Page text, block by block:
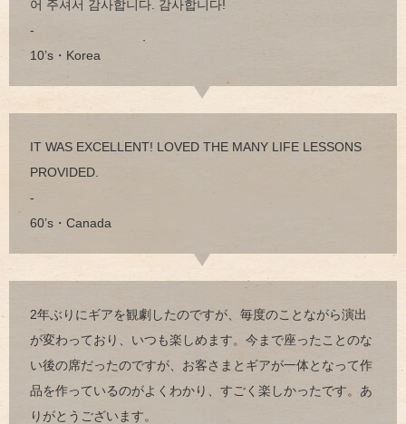
어 주셔서 감사합니다. 감사합니다!
-
10’s・Korea
IT WAS EXCELLENT! LOVED THE MANY LIFE LESSONS
PROVIDED.
-
60’s・Canada
2年ぶりにギアを観劇したのですが、毎度のことながら演出
が変わっており、いつも楽しめます。今まで座ったことのな
い後の席だったのですが、お客さまとギアが一体となって作
品を作っているのがよくわかり、すごく楽しかったです。あ
りがとうございます。